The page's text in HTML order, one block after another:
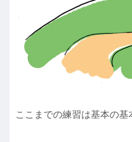
ここまでの練習は基本の基